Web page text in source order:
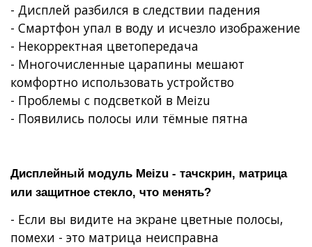
- Дисплей разбился в следствии падения
- Смартфон упал в воду и исчезло изображение
- Некорректная цветопередача
- Многочисленные царапины мешают
комфортно использовать устройство
- Проблемы с подсветкой в Meizu
- Появились полосы или тёмные пятна
Дисплейный модуль Meizu - тачскрин, матрица
или защитное стекло, что менять?
- Если вы видите на экране цветные полосы,
помехи - это матрица неисправна